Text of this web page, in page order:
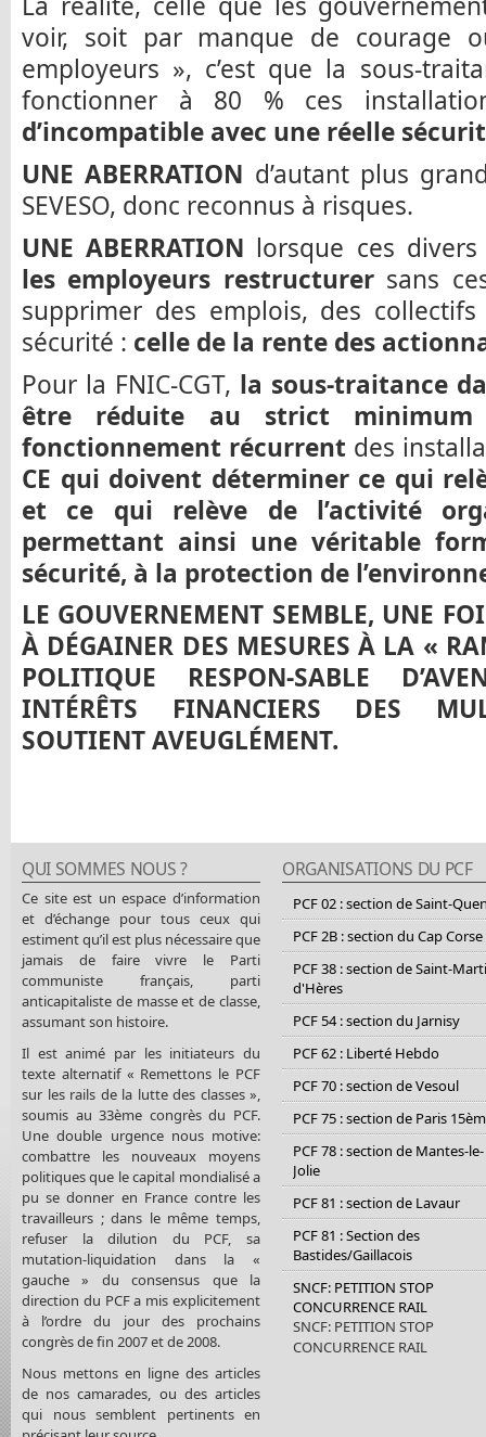
voir, soit par manque de courage
employeurs », c’est que la sous-
fonctionner à 80 % ces
d’incompatible avec une réelle
UNE ABERRATION d’autant plus
SEVESO, donc reconnus à risques.
UNE ABERRATION lorsque ces
les employeurs restructurer sans
supprimer des emplois, des
sécurité : celle de la rente des
Pour la FNIC-CGT, la sous-traitance
être réduite au strict
fonctionnement récurrent des
CE qui doivent déterminer ce qui
et ce qui relève de l’activité
permettant ainsi une véritable
sécurité, à la protection de
LE GOUVERNEMENT SEMBLE, UNE
À DÉGAINER DES MESURES À LA «
POLITIQUE RESPON-SABLE
INTÉRÊTS FINANCIERS DES
SOUTIENT AVEUGLÉMENT.
QUI SOMMES NOUS ?
Ce site est un espace d’information
et d’échange pour tous ceux qui
estiment qu’il est plus nécessaire que
jamais de faire vivre le Parti
communiste français, parti
anticapitaliste de masse et de classe,
assumant son histoire.
Il est animé par les initiateurs du
texte alternatif « Remettons le PCF
sur les rails de la lutte des classes »,
soumis au 33ème congrès du PCF.
Une double urgence nous motive:
combattre les nouveaux moyens
politiques que le capital mondialisé a
pu se donner en France contre les
travailleurs ; dans le même temps,
refuser la dilution du PCF, sa
mutation-liquidation dans la «
gauche » du consensus que la
direction du PCF a mis explicitement
à l’ordre du jour des prochains
congrès de fin 2007 et de 2008.
Nous mettons en ligne des articles
de nos camarades, ou des articles
qui nous semblent pertinents en
ORGANISATIONS DU PCF
PCF 02 : section de Saint-
PCF 2B : section du Cap Corse
PCF 38 : section de Saint-
d'Hères
PCF 54 : section du Jarnisy
PCF 62 : Liberté Hebdo
PCF 70 : section de Vesoul
PCF 75 : section de Paris
PCF 78 : section de Mantes-le-
Jolie
PCF 81 : section de Lavaur
PCF 81 : Section des
Bastides/Gaillacois
SNCF: PETITION STOP
CONCURRENCE RAIL
SNCF: PETITION STOP
CONCURRENCE RAIL